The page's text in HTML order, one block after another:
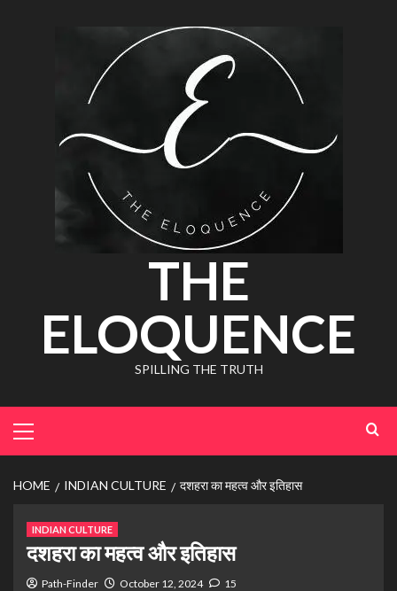
THE
ELOQUENCE
SPILLING THE TRUTH
HOME INDIAN CULTURE दशहरा का महत्व और इतिहास
INDIAN CULTURE
दशहरा का महत्व और इतिहास
Path-Finder October 12, 2024 15